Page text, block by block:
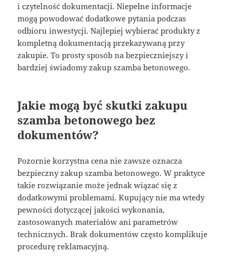
i czytelność dokumentacji. Niepełne informacje
mogą powodować dodatkowe pytania podczas
odbioru inwestycji. Najlepiej wybierać produkty z
kompletną dokumentacją przekazywaną przy
zakupie. To prosty sposób na bezpieczniejszy i
bardziej świadomy zakup szamba betonowego.
Jakie mogą być skutki zakupu
szamba betonowego bez
dokumentów?
Pozornie korzystna cena nie zawsze oznacza
bezpieczny zakup szamba betonowego. W praktyce
takie rozwiązanie może jednak wiązać się z
dodatkowymi problemami. Kupujący nie ma wtedy
pewności dotyczącej jakości wykonania,
zastosowanych materiałów ani parametrów
technicznych. Brak dokumentów często komplikuje
procedurę reklamacyjną.